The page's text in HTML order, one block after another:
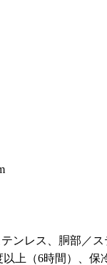
テンレス、胴部／
上（6時間）、保